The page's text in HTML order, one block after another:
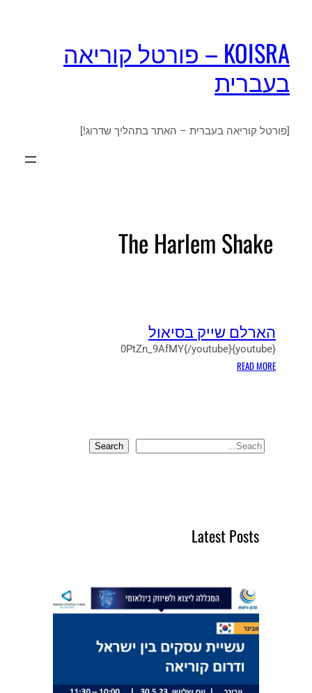
KOISRA – פורטל קוריאה
בעברית
[פורטל קוריאה בעברית – האתר בתהליך שדרוג!]
The Harlem Shake
הארלם שייק בסיאול
{youtube}0PtZn_9AfMY{/youtube}
READ MORE
:
ם
ש
ס
S
Search
Latest Posts